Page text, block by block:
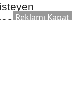
Reklamı Kapat